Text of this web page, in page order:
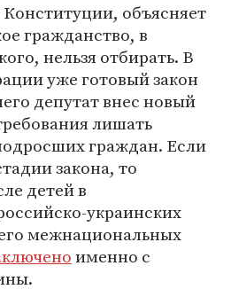
объясняет
гражданство, в
нельзя отбирать. В
уже готовый закон
депутат внес новый
лишать
граждан. Если
закона, то
детей в
украинских
межнациональных
именно с